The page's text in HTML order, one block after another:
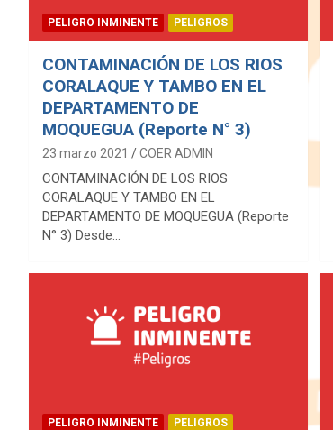
PELIGRO INMINENTE PELIGROS
CONTAMINACIÓN DE LOS RIOS
CORALAQUE Y TAMBO EN EL
DEPARTAMENTO DE
MOQUEGUA (Reporte N° 3)
23 marzo 2021 COER ADMIN
CONTAMINACIÓN DE LOS RIOS
CORALAQUE Y TAMBO EN EL
DEPARTAMENTO DE MOQUEGUA (Reporte
N° 3) Desde…
PELIGRO INMINENTE PELIGROS